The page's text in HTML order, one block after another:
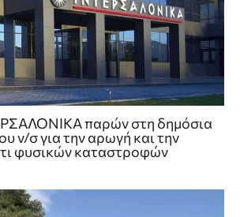
παρών στη δημόσια
ν/σ για την αρωγή και την
φυσικών καταστροφών